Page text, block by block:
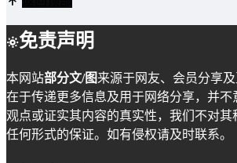
免责声明
本网站部分文/图来源于网友、会员分享
在于传递更多信息及用于网络分享，并不
观点或证实其内容的真实性，我们不对其
任何形式的保证。如有侵权请及时联系。